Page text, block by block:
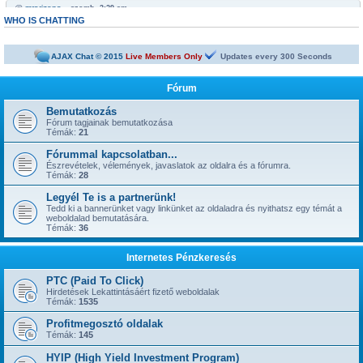
@mrarizona « szomb. 3:29 am »
Bobabeten a futtbal vb miatt minden napra jut egy legalább egy freepick
sziasztok!
@mamus67 « kedd 4:53 pm »
Neked is
jónapot
@szepbalazs « kedd 8:22 am »
has started a new topic:
@Admin « hétf. 8:49 pm »
has started a new topic:Újabb 1 év, gyerünk-gyerünk tovább
@szior « vas. 5:43 pm »
has started a new topic:ySense.com
@Admin « kedd 9:38 am »
... igen, IGAZ!!! ... Kész.
@kavics13 « hétf. 10:48 pm »
mrarizona « szer. 3:37 pm »
has started a new topic:BoaBet | Fogadóiroda és online kaszinó
szepbalazs « pén. 10:28 pm »
has started a new topic:22bet
@Admin « hétf. 11:55 am »
has started a new topic:
WHO IS CHATTING
AJAX Chat © 2015 Live Members Only Updates every 300 Seconds
Fórum
Bemutatkozás
Fórum tagjainak bemutatkozása
Témák: 21
Fórummal kapcsolatban...
Észrevételek, vélemények, javaslatok az oldalra és a fórumra.
Témák: 28
Legyél Te is a partnerünk!
Tedd ki a bannerünket vagy linkünket az oldaladra és nyithatsz egy témát a
weboldalad bemutatására.
Témák: 36
Internetes Pénzkeresés
PTC (Paid To Click)
Hirdetések Lekattintásáért fizető weboldalak
Témák: 1535
Profitmegosztó oldalak
Témák: 145
HYIP (High Yield Investment Program)